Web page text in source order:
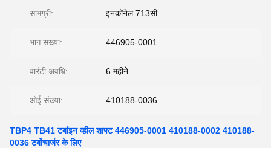
सामग्री: इनकॉनेल 713सी
भाग संख्या: 446905-0001
वारंटी अवधि: 6 महीने
ओई संख्या: 410188-0036
TBP4 TB41 टर्बाइन व्हील शाफ्ट 446905-0001 410188-0002 410188-
0036 टर्बोचार्जर के लिए